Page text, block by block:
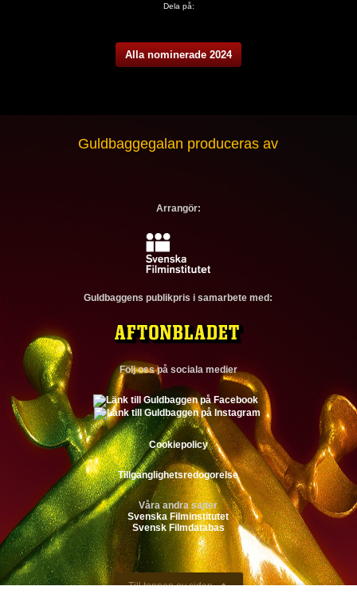
Dela på:
Alla nominerade 2024
Guldbaggegalan produceras av
Arrangör:
Guldbaggens publikpris i samarbete med:
Följ oss på sociala medier
Cookiepolicy
Tillganglighetsredogorelse
Våra andra sajter
Svenska Filminstitutet
Svensk Filmdatabas
Till toppen av sidan